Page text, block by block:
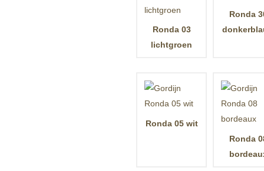
Ronda 03
lichtgroen
Ronda
Ronda 05 wit
Ronda